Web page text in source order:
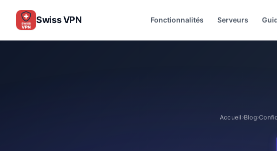
Swiss VPN Fonctionnalités Serveurs
Accueil Blog